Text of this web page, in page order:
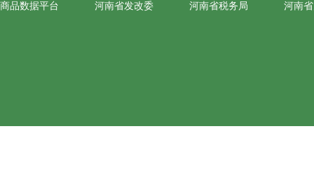
商品数据平台 河南省发改委 河南省税务局 河南